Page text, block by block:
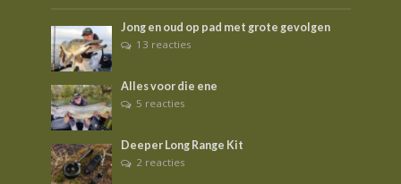
Jong en oud op pad met grote gevolgen
13 reacties
Alles voor die ene
5 reacties
Deeper Long Range Kit
2 reacties